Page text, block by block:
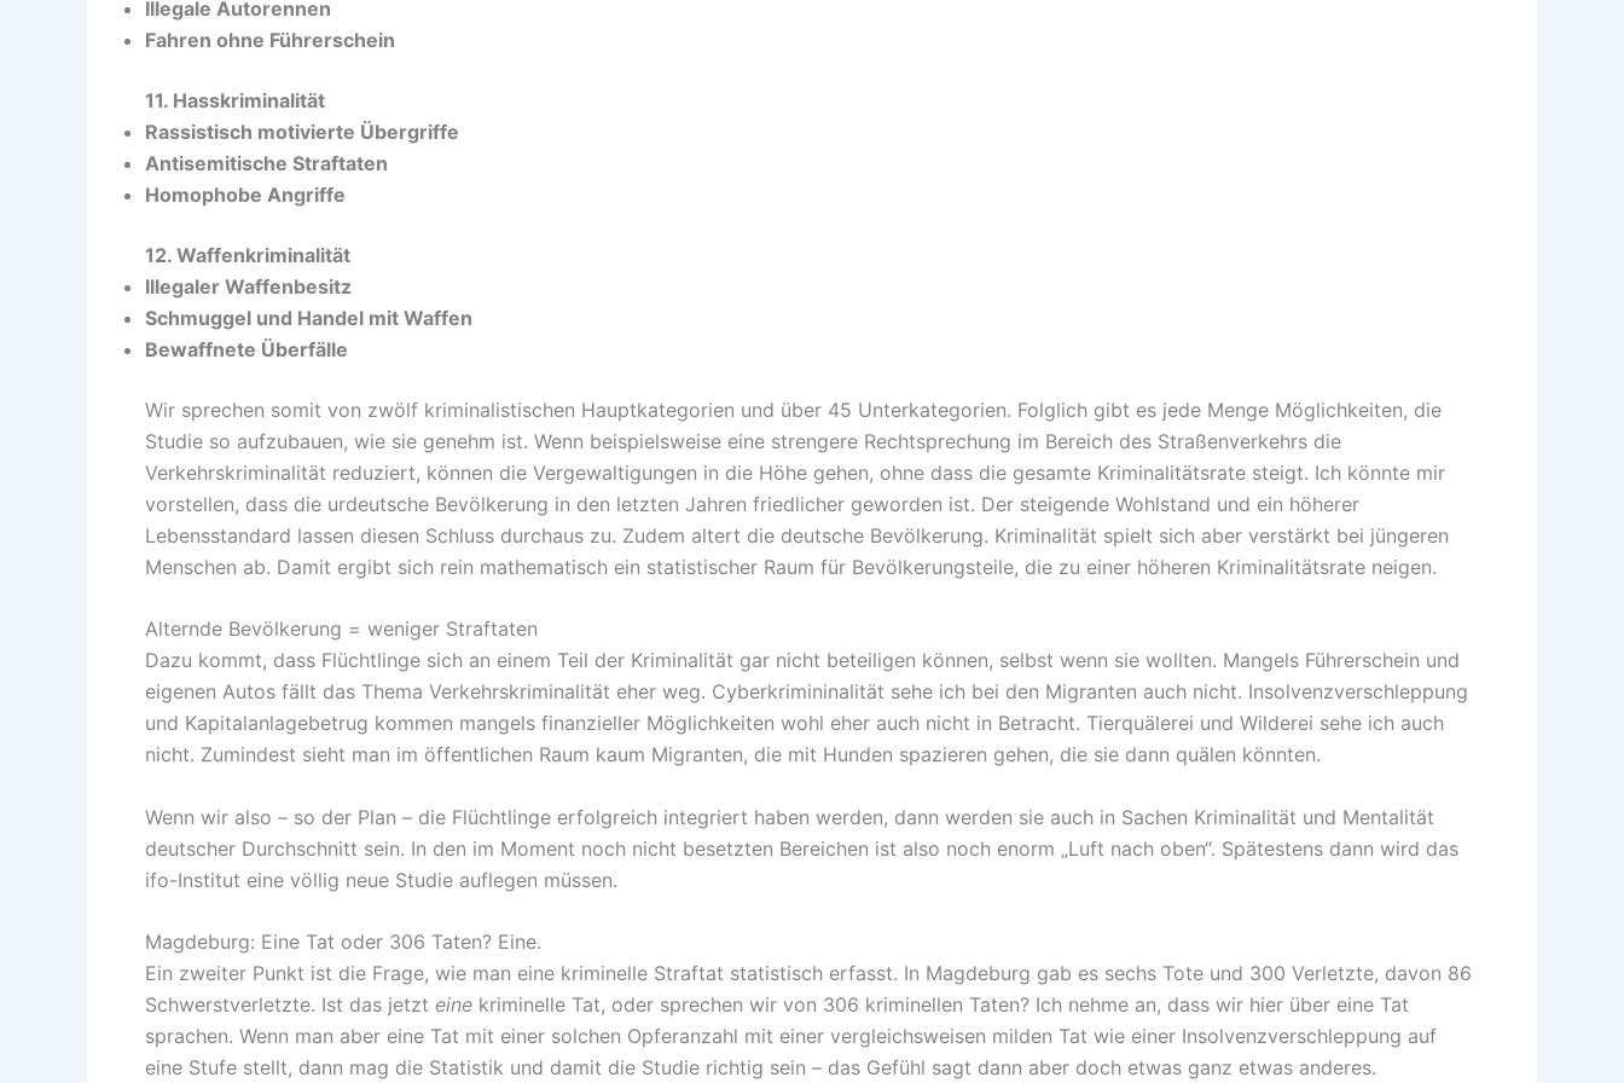
Illegale Autorennen
Fahren ohne Führerschein
11. Hasskriminalität
Rassistisch motivierte Übergriffe
Antisemitische Straftaten
Homophobe Angriffe
12. Waffenkriminalität
Illegaler Waffenbesitz
Schmuggel und Handel mit Waffen
Bewaffnete Überfälle
Wir sprechen somit von zwölf kriminalistischen Hauptkategorien und über 45 Unterkategorien. Folglich gibt es jede Menge Möglichkeiten, die
Studie so aufzubauen, wie sie genehm ist. Wenn beispielsweise eine strengere Rechtsprechung im Bereich des Straßenverkehrs die
Verkehrskriminalität reduziert, können die Vergewaltigungen in die Höhe gehen, ohne dass die gesamte Kriminalitätsrate steigt. Ich könnte mir
vorstellen, dass die urdeutsche Bevölkerung in den letzten Jahren friedlicher geworden ist. Der steigende Wohlstand und ein höherer
Lebensstandard lassen diesen Schluss durchaus zu. Zudem altert die deutsche Bevölkerung. Kriminalität spielt sich aber verstärkt bei jüngeren
Menschen ab. Damit ergibt sich rein mathematisch ein statistischer Raum für Bevölkerungsteile, die zu einer höheren Kriminalitätsrate neigen.
Alternde Bevölkerung = weniger Straftaten
Dazu kommt, dass Flüchtlinge sich an einem Teil der Kriminalität gar nicht beteiligen können, selbst wenn sie wollten. Mangels Führerschein und
eigenen Autos fällt das Thema Verkehrskriminalität eher weg. Cyberkrimininalität sehe ich bei den Migranten auch nicht. Insolvenzverschleppung
und Kapitalanlagebetrug kommen mangels finanzieller Möglichkeiten wohl eher auch nicht in Betracht. Tierquälerei und Wilderei sehe ich auch
nicht. Zumindest sieht man im öffentlichen Raum kaum Migranten, die mit Hunden spazieren gehen, die sie dann quälen könnten.
Wenn wir also – so der Plan – die Flüchtlinge erfolgreich integriert haben werden, dann werden sie auch in Sachen Kriminalität und Mentalität
deutscher Durchschnitt sein. In den im Moment noch nicht besetzten Bereichen ist also noch enorm „Luft nach oben“. Spätestens dann wird das
ifo-Institut eine völlig neue Studie auflegen müssen.
Magdeburg: Eine Tat oder 306 Taten? Eine.
Ein zweiter Punkt ist die Frage, wie man eine kriminelle Straftat statistisch erfasst. In Magdeburg gab es sechs Tote und 300 Verletzte, davon 86
Schwerstverletzte. Ist das jetzt eine kriminelle Tat, oder sprechen wir von 306 kriminellen Taten? Ich nehme an, dass wir hier über eine Tat
sprachen. Wenn man aber eine Tat mit einer solchen Opferanzahl mit einer vergleichsweisen milden Tat wie einer Insolvenzverschleppung auf
eine Stufe stellt, dann mag die Statistik und damit die Studie richtig sein – das Gefühl sagt dann aber doch etwas ganz etwas anderes.